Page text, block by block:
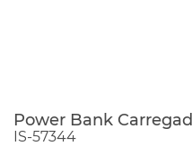
Power Bank
IS-57344